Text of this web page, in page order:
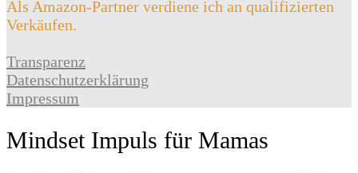
Als Amazon-Partner verdiene ich an qualifizierten
Verkäufen.
Transparenz
Datenschutzerklärung
Impressum
Mindset Impuls für Mamas